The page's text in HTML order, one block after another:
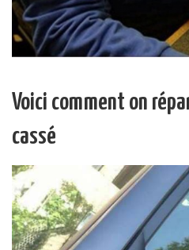
Voici comment on
cassé